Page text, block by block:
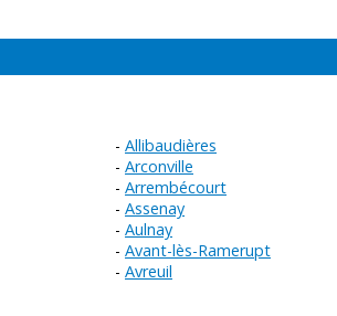
Allibaudières
Arconville
Arrembécourt
Assenay
Aulnay
Avant-lès-Ramerupt
Avreuil